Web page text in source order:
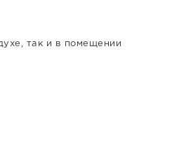
так и в помещении